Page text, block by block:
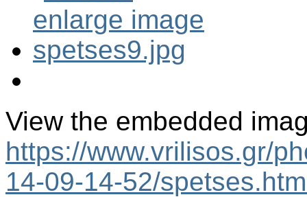
View the embedded
https://www.vrilisos.gr/
14-09-14-52/